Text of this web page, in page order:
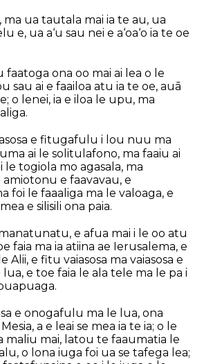
ma ua tautala mai ia te au, ua
e, ua a‘u sau nei e a‘oa‘o ia te oe
faatoga ona oo mai ai lea o le
sau ai e faailoa atu ia te oe, auā
o lenei, ia e iloa le upu, ma
e fitugafulu i lou nuu ma
ai le solitulafono, ma faaiu ai
le togiola mo agasala, ma
amiotonu e faavavau, e
foi le faaaliga ma le valoaga, e
e silisili ona paia.
e afua mai i le oo atu
faia ma ia atiina ae Ierusalema, e
Alii, e fitu vaiasosa ma vaiasosa e
e toe faia le ala tele ma le pa i
e onogafulu ma le lua, ona
a e leai se mea ia te ia; o le
maliu mai, latou te faaumatia le
o lona iuga foi ua se tafega lea;